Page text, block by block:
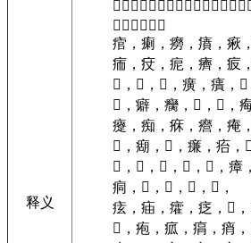
释义
瘳， 痥， 㽻， 癄， 㾹， 疙， 瘉， 㿄
𤸒， 瘹， 痓，
痯， 瘌， 癆， 㿎， 㾭，
㾍， 㽴， 痆， 癠， 㽹，
𤺃， 𤺻， 𤷃， 癀， 㿉，
𤷄， 癖， 癵， 𤼣， 𤼀，
㿓， 痴， 㾋， 㿘， 痷，
𤷎， 㾰， 𤹆， 㾾， 㾂，
𤸆， 𤺌， 𤴻， 𤸑， 𤸁， 瘴，
痌， 𤷇， 𤻃， 𤹷， 𤶀，
痃， 㾄， 癨， 疺， 𤼂，
𤷑， 疱， 㽿， 㾓， 痟，